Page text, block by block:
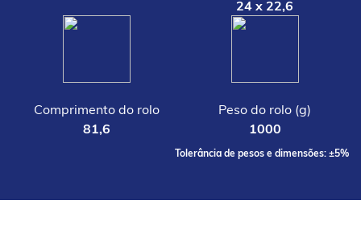
24 x 22,6
Comprimento do rolo
81,6
Peso do rolo (g)
1000
Tolerância de pesos e dimensões: ±5%